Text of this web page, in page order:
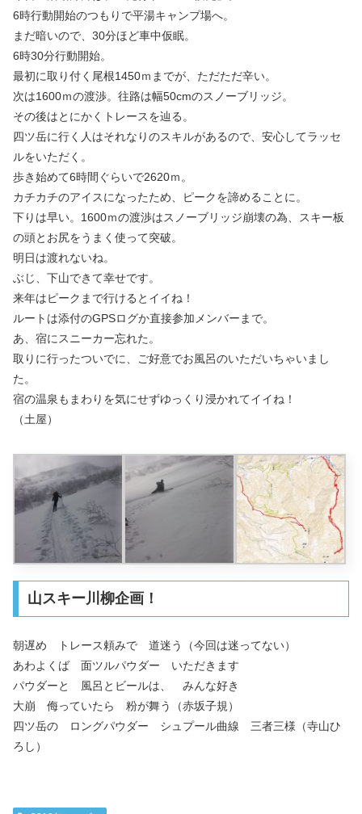
6時行動開始のつもりで平湯キャンプ場へ。
まだ暗いので、30分ほど車中仮眠。
6時30分行動開始。
最初に取り付く尾根1450ｍまでが、ただただ辛い。
次は1600ｍの渡渉。往路は幅50cmのスノーブリッジ。
その後はとにかくトレースを辿る。
四ツ岳に行く人はそれなりのスキルがあるので、安心してラッセ
ルをいただく。
歩き始めて6時間ぐらいで2620ｍ。
カチカチのアイスになったため、ピークを諦めることに。
下りは早い。1600ｍの渡渉はスノーブリッジ崩壊の為、スキー板
の頭とお尻をうまく使って突破。
明日は渡れないね。
ぶじ、下山できて幸せです。
来年はピークまで行けるとイイね！
ルートは添付のGPSログか直接参加メンバーまで。
あ、宿にスニーカー忘れた。
取りに行ったついでに、ご好意でお風呂のいただいちゃいまし
た。
宿の温泉もまわりを気にせずゆっくり浸かれてイイね！
（土屋）
山スキー川柳企画！
朝遅め トレース頼みで 道迷う（今回は迷ってない）
あわよくば 面ツルパウダー いただきます
パウダーと 風呂とビールは、 みんな好き
大崩 侮っていたら 粉が舞う（赤坂子規）
四ツ岳の ロングパウダー シュプール曲線 三者三様（寺山ひ
ろし）